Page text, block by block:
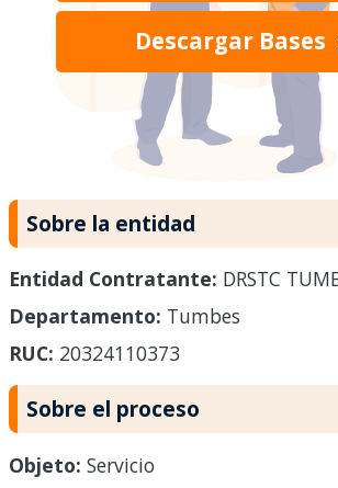
Descargar Bases
Sobre la entidad
Entidad Contratante: DRSTC
Departamento: Tumbes
RUC: 20324110373
Sobre el proceso
Objeto: Servicio